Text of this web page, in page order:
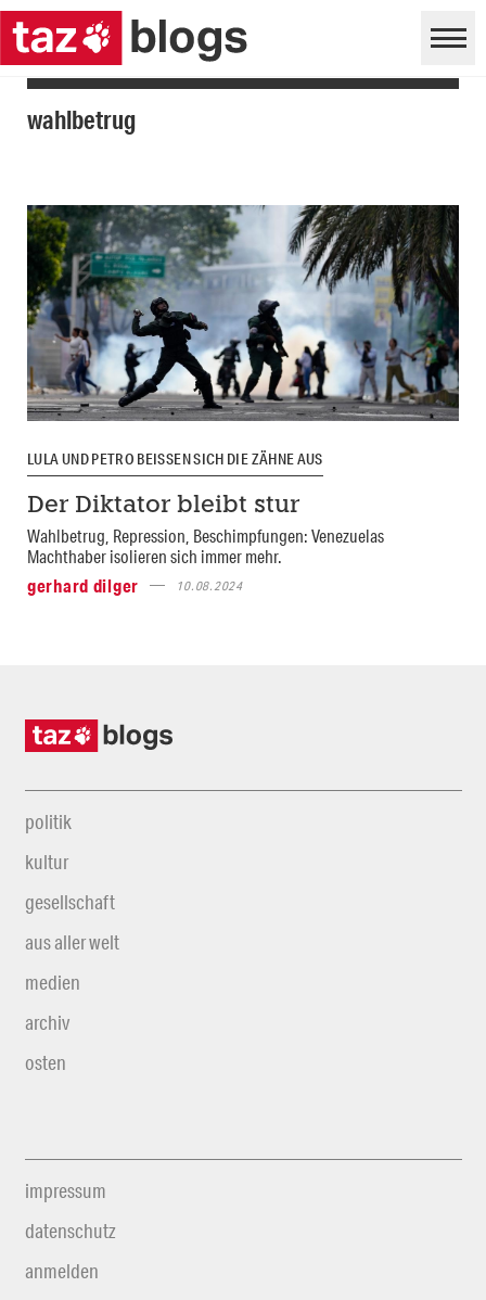
wahlbetrug
LULA UND PETRO BEISSEN SICH DIE ZÄHNE AUS
Der Diktator bleibt stur
Wahlbetrug, Repression, Beschimpfungen: Venezuelas
Machthaber isolieren sich immer mehr.
gerhard dilger
10.08.2024
politik
kultur
gesellschaft
aus aller welt
medien
archiv
osten
impressum
datenschutz
anmelden